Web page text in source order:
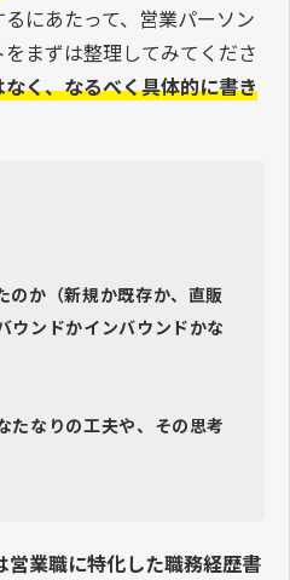
にあたって、営業パーソン
まずは整理してみてくださ
く、なるべく具体的に書き
のか（新規か既存か、直販
ウンドかインバウンドかな
たなりの工夫や、その思考
業職に特化した職務経歴書